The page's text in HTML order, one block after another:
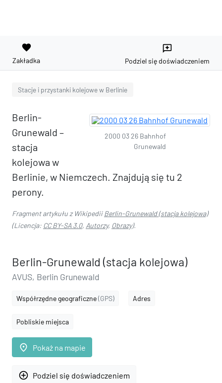
favorite
Zakładka
reviews
Podziel się doświadczeniem
Stacje i przystanki kolejowe w Berlinie
2000 03 26 Bahnhof
Grunewald
Berlin-
Grunewald –
stacja
kolejowa w
Berlinie, w Niemczech. Znajdują się tu 2
perony.
Fragment artykułu z WikipediiBerlin-Grunewald (stacja kolejowa)
(Licencja: CC BY-SA 3.0, Autorzy, Obrazy).
Berlin-Grunewald (stacja kolejowa)
AVUS, Berlin Grunewald
Współrzędne geograficzne(GPS) Adres
Pobliskie miejsca
place Pokaż na mapie
add_circle_outline Podziel się doświadczeniem